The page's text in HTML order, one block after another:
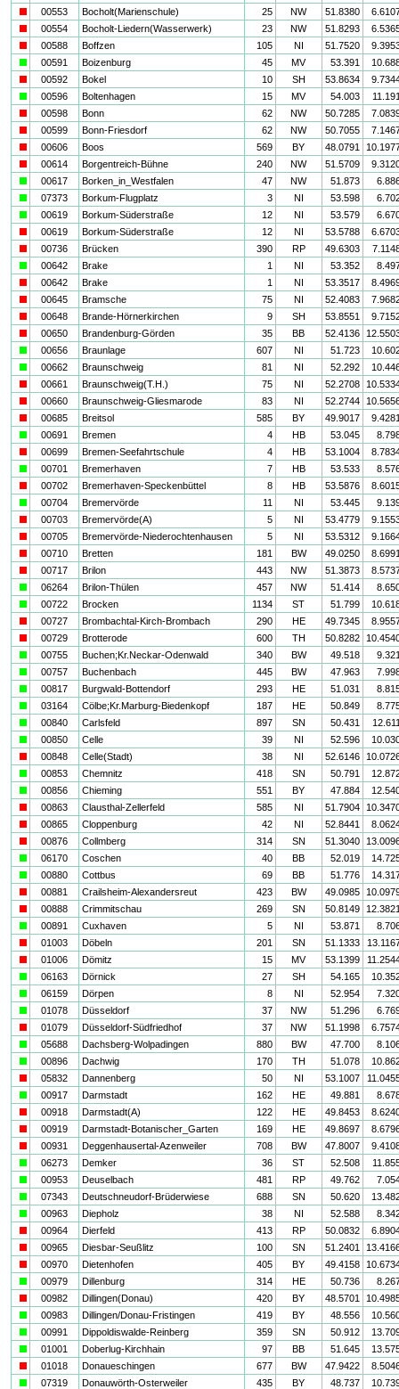
00553 Bocholt(Marienschule) 25 NW 51.8380
00554 Bocholt-Liedern(Wasserwerk) 23 NW 51.8293
00588 Boffzen 105 NI 51.7520
00591 Boizenburg 45 MV 53.391
00592 Bokel 10 SH 53.8634
00596 Boltenhagen 15 MV 54.003
00598 Bonn 62 NW 50.7285
00599 Bonn-Friesdorf 62 NW 50.7055
00606 Boos 569 BY 48.0791
00614 Borgentreich-Bühne 240 NW 51.5709
00617 Borken_in_Westfalen 47 NW 51.873
07373 Borkum-Flugplatz 3 NI 53.598
00619 Borkum-Süderstraße 12 NI 53.579
00619 Borkum-Süderstraße 12 NI 53.5788
00736 Brücken 390 RP 49.6303
00642 Brake 1 NI 53.352
00642 Brake 1 NI 53.3517
00645 Bramsche 75 NI 52.4083
00648 Brande-Hörnerkirchen 9 SH 53.8551
00650 Brandenburg-Görden 35 BB 52.4136
00656 Braunlage 607 NI 51.723
00662 Braunschweig 81 NI 52.292
00661 Braunschweig(T.H.) 75 NI 52.2708
00660 Braunschweig-Gliesmarode 83 NI 52.2744
00685 Breitsol 585 BY 49.9017
00691 Bremen 4 HB 53.045
00699 Bremen-Seefahrtschule 4 HB 53.1004
00701 Bremerhaven 7 HB 53.533
00702 Bremerhaven-Speckenbüttel 8 HB 53.5876
00704 Bremervörde 11 NI 53.445
00703 Bremervörde(A) 5 NI 53.4779
00705 Bremervörde-Niederochtenhausen 5 NI 53.5312
00710 Bretten 181 BW 49.0250
00717 Brilon 443 NW 51.3873
06264 Brilon-Thülen 457 NW 51.414
00722 Brocken 1134 ST 51.799
00727 Brombachtal-Kirch-Brombach 290 HE 49.7345
00729 Brotterode 600 TH 50.8282
00755 Buchen;Kr.Neckar-Odenwald 340 BW 49.518
00757 Buchenbach 445 BW 47.963
00817 Burgwald-Bottendorf 293 HE 51.031
03164 Cölbe;Kr.Marburg-Biedenkopf 187 HE 50.849
00840 Carlsfeld 897 SN 50.431
00850 Celle 39 NI 52.596
00848 Celle(Stadt) 38 NI 52.6146
00853 Chemnitz 418 SN 50.791
00856 Chieming 551 BY 47.884
00863 Clausthal-Zellerfeld 585 NI 51.7904
00865 Cloppenburg 42 NI 52.8441
00876 Collmberg 314 SN 51.3040
06170 Coschen 40 BB 52.019
00880 Cottbus 69 BB 51.776
00881 Crailsheim-Alexandersreut 423 BW 49.0985
00888 Crimmitschau 269 SN 50.8149
00891 Cuxhaven 5 NI 53.871
01003 Döbeln 201 SN 51.1333
01006 Dömitz 15 MV 53.1399
06163 Dörnick 27 SH 54.165
06159 Dörpen 8 NI 52.954
01078 Düsseldorf 37 NW 51.296
01079 Düsseldorf-Südfriedhof 37 NW 51.1998
05688 Dachsberg-Wolpadingen 880 BW 47.700
00896 Dachwig 170 TH 51.078
05832 Dannenberg 50 NI 53.1007
00917 Darmstadt 162 HE 49.881
00918 Darmstadt(A) 122 HE 49.8453
00919 Darmstadt-Botanischer_Garten 169 HE 49.8697
00931 Deggenhausertal-Azenweiler 708 BW 47.8007
06273 Demker 36 ST 52.508
00953 Deuselbach 481 RP 49.762
07343 Deutschneudorf-Brüderwiese 688 SN 50.620
00963 Diepholz 38 NI 52.588
00964 Dierfeld 413 RP 50.0832
00965 Diesbar-Seußlitz 100 SN 51.2401
00970 Dietenhofen 405 BY 49.4158
00979 Dillenburg 314 HE 50.736
00982 Dillingen(Donau) 420 BY 48.5701
00983 Dillingen/Donau-Fristingen 419 BY 48.556
00991 Dippoldiswalde-Reinberg 359 SN 50.912
01001 Doberlug-Kirchhain 97 BB 51.645
01018 Donaueschingen 677 BW 47.9422
07319 Donauwörth-Osterweiler 435 BY 48.737